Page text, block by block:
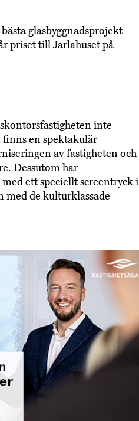
glasbyggnadsprojekt
priset till Jarlahuset på
inte
en spektakulär
av fastigheten och
Dessutom har
ett speciellt screentryck i
med de kulturklassade